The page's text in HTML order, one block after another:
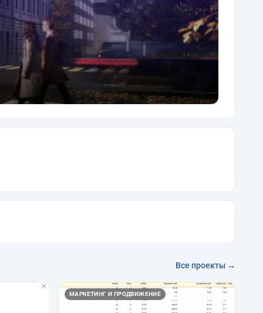
Все проекты →
МАРКЕТИНГ И ПРОДВИЖЕНИЕ